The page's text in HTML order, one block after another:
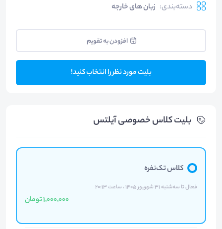
دسته‌بندی: زبان های خارجه
افزودن به تقویم
بلیت مورد نظر را انتخاب کنید!
بلیت‌ کلاس خصوصی آیلتس
کلاس تک‌نفره
فعال تا سه‌شنبه ۳۱ شهریور ۱۴۰۵ ، ساعت ۲۰:۱۳
1,000,000 تومان